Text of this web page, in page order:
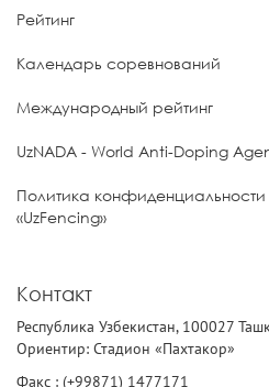
Рейтинг
Календарь соревнований
Международный рейтинг
UzNADA - World Anti-Doping
Политика
«UzFencing»
Контакт
Республика Узбекистан, 100027
Ориентир: Стадион «Пахтакор»
Факс : (+99871) 1477171